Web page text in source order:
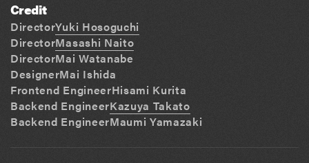
Credit
DirectorYuki Hosoguchi
DirectorMasashi Naito
DirectorMai Watanabe
DesignerMai Ishida
Frontend EngineerHisami Kurita
Backend EngineerKazuya Takato
Backend EngineerMaumi Yamazaki